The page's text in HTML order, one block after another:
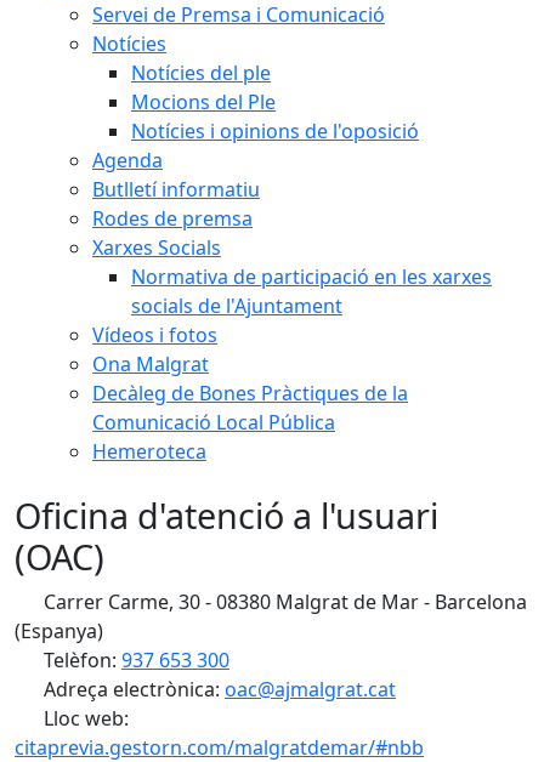
Servei de Premsa i Comunicació
Notícies
Notícies del ple
Mocions del Ple
Notícies i opinions de l'oposició
Agenda
Butlletí informatiu
Rodes de premsa
Xarxes Socials
Normativa de participació en les xarxes
socials de l'Ajuntament
Vídeos i fotos
Ona Malgrat
Decàleg de Bones Pràctiques de la
Comunicació Local Pública
Hemeroteca
Oficina d'atenció a l'usuari
(OAC)
Carrer Carme, 30 - 08380 Malgrat de Mar - Barcelona
(Espanya)
Telèfon: 937 653 300
Adreça electrònica: oac@ajmalgrat.cat
Lloc web:
citaprevia.gestorn.com/malgratdemar/#nbb